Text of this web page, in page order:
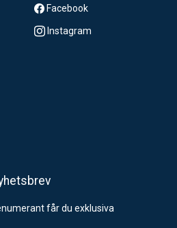
Facebook
Instagram
får du exklusiva